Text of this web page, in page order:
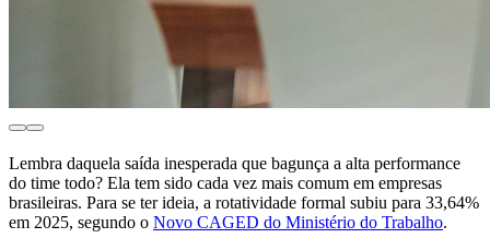
Lembra daquela saída inesperada que bagunça a alta performance
do time todo? Ela tem sido cada vez mais comum em empresas
brasileiras. Para se ter ideia, a rotatividade formal subiu para 33,64%
em 2025, segundo o Novo CAGED do Ministério do Trabalho.